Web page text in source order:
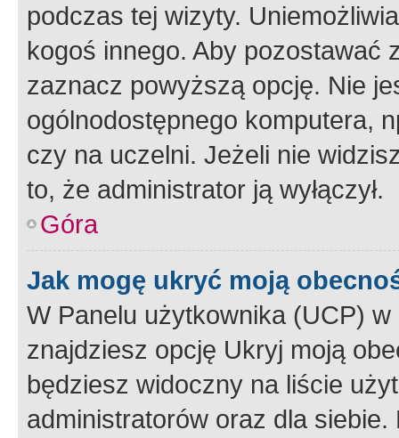
podczas tej wizyty.
kogoś innego. Aby pozostawać
zaznacz powyższą opcję. Nie
ogólnodostępnego komputera,
czy na uczelni. Jeżeli nie
to, że administrator ją wyłączył.
Góra
Jak mogę ukryć moją
W Panelu użytkownika (UCP) w
znajdziesz opcję Ukryj moją
będziesz widoczny na liście
administratorów oraz dla